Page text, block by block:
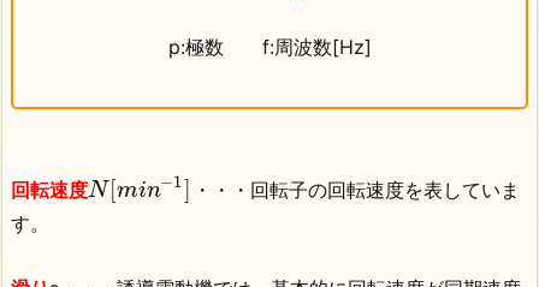
p:極数 f:周波数[Hz]
回転速度N[min−1] ・・・回転子の回転速度を表していま
す。